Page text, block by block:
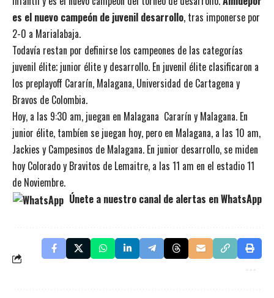
es el nuevo campeón de juvenil desarrollo, tras imponerse por
2-0 a Marialabaja.
Todavía restan por definirse los campeones de las categorías
juvenil élite; junior élite y desarrollo. En juvenil élite clasificaron a
los preplayoff Cararín, Malagana, Universidad de Cartagena y
Bravos de Colombia.
Hoy, a las 9:30 am, juegan en Malagana Cararín y Malagana. En
junior élite, tambíen se juegan hoy, pero en Malagana, a las 10 am,
Jackies y Campesinos de Malagana. En junior desarrollo, se miden
hoy Colorado y Bravitos de Lemaitre, a las 11 am en el estadio 11
de Noviembre.
Únete a nuestro canal de alertas en WhatsApp